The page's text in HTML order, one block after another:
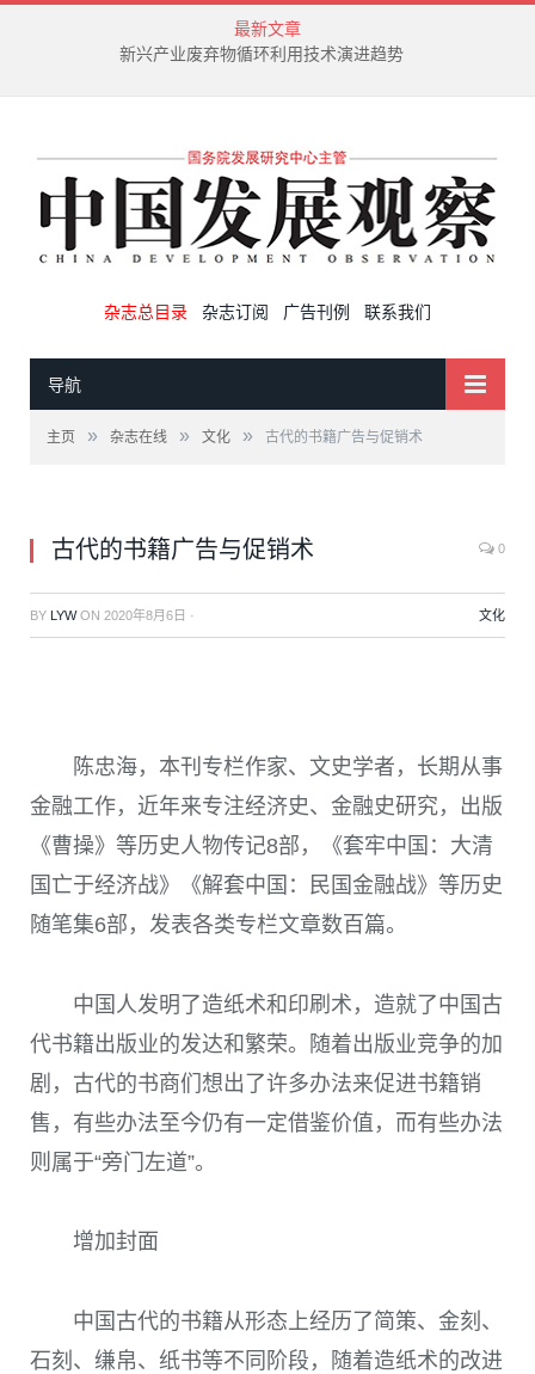
最新文章
绿色生产力成为中国绿色低碳转型进程的重要标识
杂志总目录 杂志订阅 广告刊例 联系我们
导航
主页 » 杂志在线 » 文化 » 古代的书籍广告与促销术
古代的书籍广告与促销术 0
BY LYWON 2020年8月6日 · 文化
陈忠海， 本刊专栏作家、文史学者，长期从事
金融工作，近年来专注经济史、金融史研究，出版
《曹操》等历史人物传记8部，《套牢中国：大清
国亡于经济战》《解套中国：民国金融战》等历史
随笔集6部，发表各类专栏文章数百篇。
中国人发明了造纸术和印刷术，造就了中国古
代书籍出版业的发达和繁荣。随着出版业竞争的加
剧，古代的书商们想出了许多办法来促进书籍销
售，有些办法至今仍有一定借鉴价值，而有些办法
则属于“旁门左道”。
增加封面
中国古代的书籍从形态上经历了简策、金刻、
石刻、缣帛、纸书等不同阶段，随着造纸术的改进